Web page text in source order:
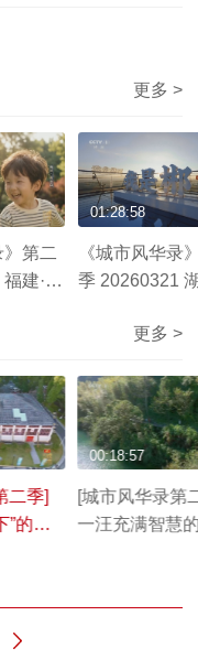
更多 >
》第二
建·莆
《城市风华录
季 20260321
01:28:58
更多 >
二季]
”的往
[城市风华录第
一汪充满智慧
00:18:57